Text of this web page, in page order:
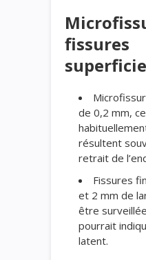
fissures
de 0,2 mm,
résultent
retrait de
Fissures
et 2 mm de
être
pourrait
latent.